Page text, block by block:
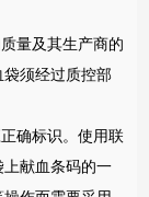
量及其生产商的
须经过质控部
确标识。使用联
献血条码的一